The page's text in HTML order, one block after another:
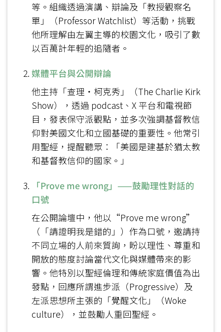
等。組織透過演講、辯論及「教授觀察名
單」（Professor Watchlist）等活動，挑戰
他所理解由左翼主導的校園文化，吸引了數
以百萬計年輕的追隨者。
媒體平台與公開辯論
他主持「查理‧柯克秀」（The Charlie Kirk
Show），透過 podcast、X 平台和電視節
目，發表保守派觀點，並多次強調基督教信
仰對美國文化和立國基礎的重要性。他常引
用聖經，提醒聽眾：「美國是建基於猶太教
和基督教信仰的國家。」
「Prove me wrong」——鼓勵理性對話的
口號
在公開論壇中，他以“Prove me wrong”
（「請證明我是錯的」）作為口號，邀請持
不同立場的人前來質詢，盼以理性、尊重和
開放的態度討論當代文化與媒體帶來的影
響。他特別以聖經倫理和傳統家庭價值為出
發點，回應所謂進步派（Progressive）及
左派思想所主張的「覺醒文化」（Woke
culture），並鼓勵人重回聖經。